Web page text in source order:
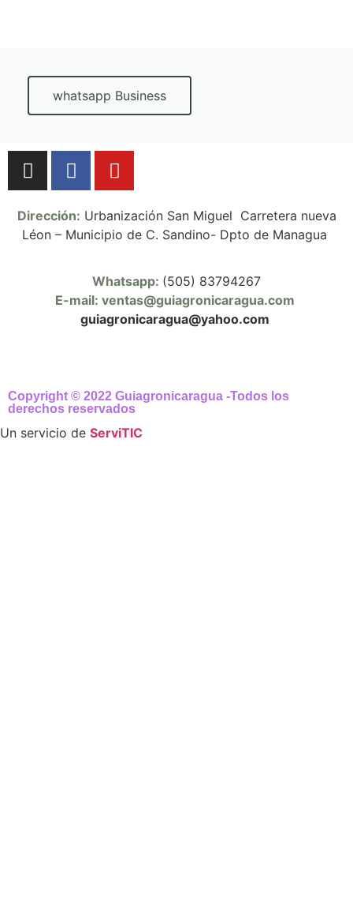
whatsapp Business
Copyright © 2022 Guiagronicaragua -Todos los
derechos reservados
Whatsapp: (505) 83794267
E-mail: ventas@guiagronicaragua.com
guiagronicaragua@yahoo.com
Dirección: Urbanización San Miguel Carretera nueva
Léon – Municipio de C. Sandino- Dpto de Managua
Un servicio de ServiTIC